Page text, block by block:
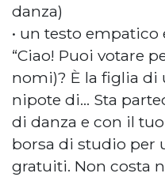
danza)
• un testo empatico
“Ciao! Puoi votare
nomi)? È la figlia di
nipote di… Sta
di danza e con il
borsa di studio per
gratuiti. Non costa